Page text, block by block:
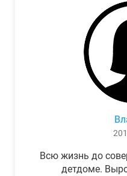
Всю жизнь до
детдоме.